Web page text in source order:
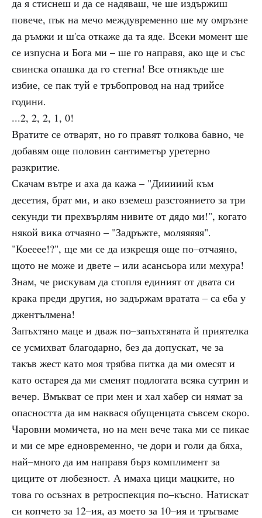
да я стиснеш и да се надяваш, че ше издържиш
повече, пък на мечо междувременно ше му омръзне
да ръмжи и ш'са откаже да та яде. Всеки момент ше
се изпусна и Бога ми – ше го направя, ако ще и със
свинска опашка да го стегна! Все отнякъде ше
избие, се пак туй е тръбопровод на над трийсе
години.
...2, 2, 2, 1, 0!
Вратите се отварят, но го правят толкова бавно, че
добавям още половин сантиметър уретерно
разкритие.
Скачам вътре и аха да кажа – "Дииииий към
десетия, брат ми, и ако вземеш разстоянието за три
секунди ти прехвърлям нивите от дядо ми!", когато
някой вика отчаяно – "Задръжте, моляяяяя".
"Коееее!?", ще ми се да изкрещя още по–отчаяно,
щото не може и двете – или асансьора или мехура!
Знам, че рискувам да стопля единият от двата си
крака преди другия, но задържам вратата – са еба у
джентълмена!
Запъхтяно маце и дваж по–запъхтяната й приятелка
се усмихват благодарно, без да допускат, че за
такъв жест като моя трябва питка да ми омесят и
като остарея да ми сменят подлогата всяка сутрин и
вечер. Вмъкват се при мен и хал хабер си нямат за
опасността да им наквася обущенцата съвсем скоро.
Чаровни момичета, но на мен вече така ми се пикае
и ми се мре едновременно, че дори и голи да бяха,
най–много да им направя бърз комплимент за
циците от любезност. А имаха цици мацките, но
това го осъзнах в ретроспекция по–късно. Натискат
си копчето за 12–ия, аз моето за 10–ия и тръгваме